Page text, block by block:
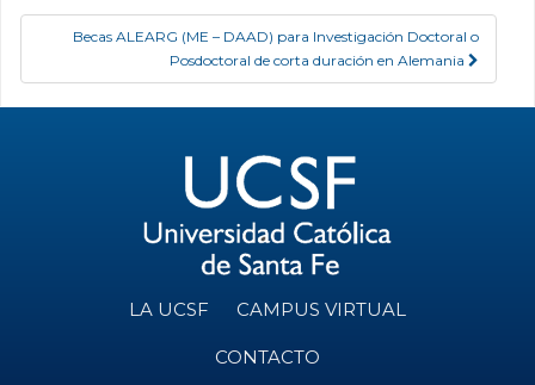
Becas ALEARG (ME – DAAD) para Investigación Doctoral o
Posdoctoral de corta duración en Alemania
LA UCSF CAMPUS VIRTUAL
CONTACTO